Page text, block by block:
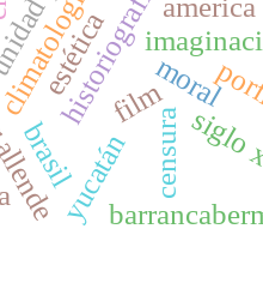
censura
filmmoral
yucatán
brasil
estética